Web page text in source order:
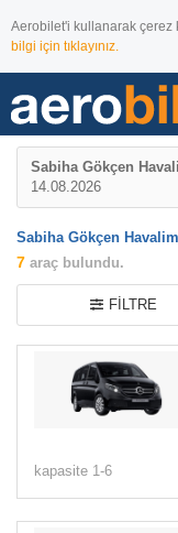
Aerobilet'i kullanarak çerez
bilgi için tıklayınız.
Sabiha Gökçen
14.08.2026
Sabiha Gökçen
7 araç bulundu.
FILTRE
kapasite 1-6